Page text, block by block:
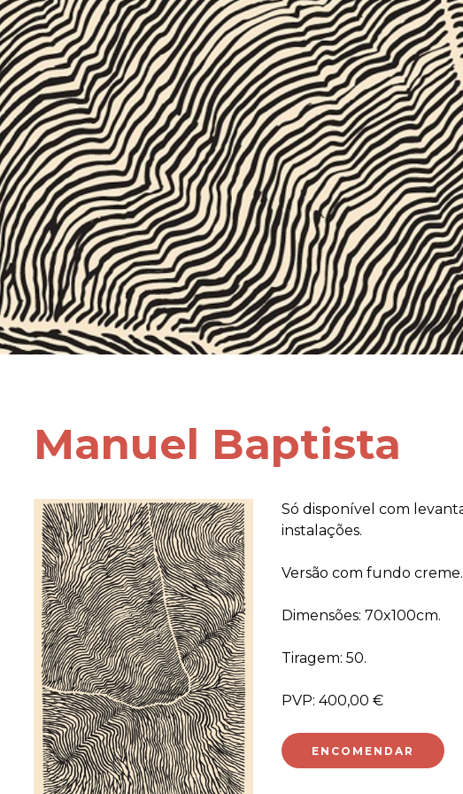
Manuel Baptista
Só disponível com
instalações.
Versão com fundo creme.
Dimensões: 70x100cm.
Tiragem: 50.
PVP: 400,00 €
ENCOMENDAR